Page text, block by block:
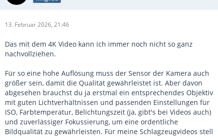
13. Februar 2026, 21:46
Das mit dem 4K Video kann ich immer noch nicht so ganz
nachvollziehen.
Für so eine hohe Auflösung muss der Sensor der Kamera auch
größer sein, damit die Qualität gewährleistet ist. Aber davon
abgesehen brauchst du ja erstmal ein entsprechendes Objektiv
mit guten Lichtverhältnissen und passenden Einstellungen für
ISO, Farbtemperatur, Belichtungszeit (ja, gibt's bei Videos auch)
und zuverlässiger Fokussierung, um eine ordentliche
Bildqualität zu gewährleisten. Für meine Schlagzeugvideos stell